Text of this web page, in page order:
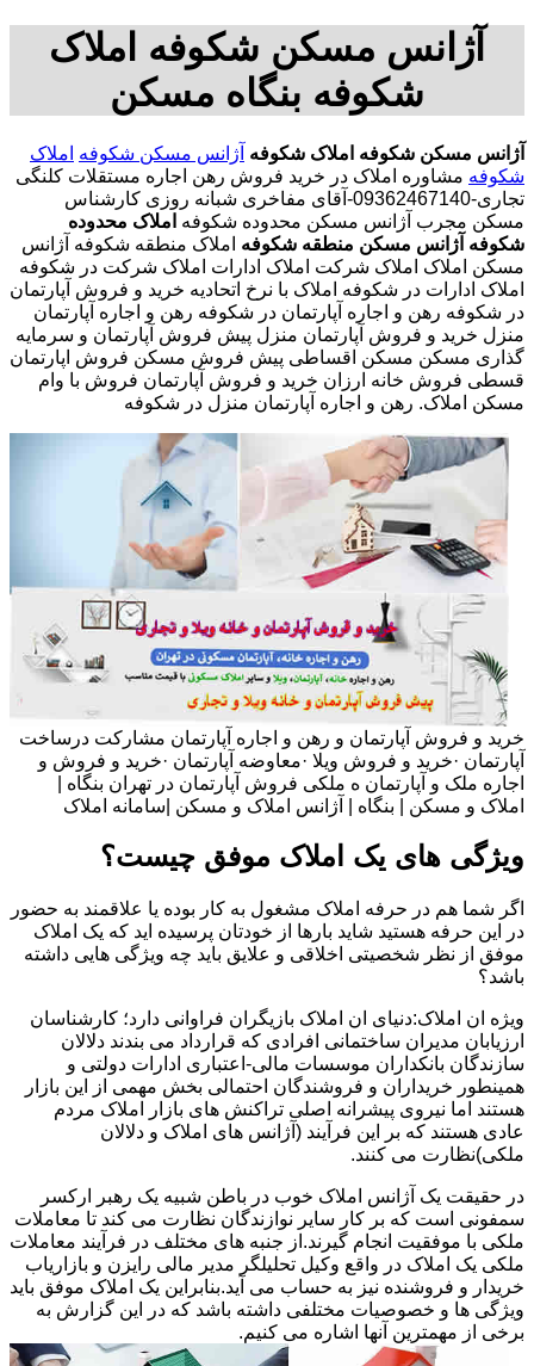
آژانس مسکن شکوفه املاک
شکوفه بنگاه مسکن
آژانس مسکن شکوفه املاک شکوفه آژانس مسکن شکوفه املاک
شکوفه مشاوره املاک در خرید فروش رهن اجاره مستقلات کلنگی
تجاری-09362467140-آقای مفاخری شبانه روزی کارشناس
مسکن مجرب آژانس مسکن محدوده شکوفه املاک محدوده
شکوفه آژانس مسکن منطقه شکوفه املاک منطقه شکوفه آژانس
مسکن املاک املاک شرکت املاک ادارات املاک شرکت در شکوفه
املاک ادارات در شکوفه املاک با نرخ اتحادیه خرید و فروش آپارتمان
در شکوفه رهن و اجاره آپارتمان در شکوفه رهن و اجاره آپارتمان
منزل خرید و فروش آپارتمان منزل پیش فروش آپارتمان و سرمایه
گذاری مسکن مسکن اقساطی پیش فروش مسکن فروش اپارتمان
قسطی فروش خانه ارزان خرید و فروش آپارتمان فروش با وام
مسکن املاک. رهن و اجاره آپارتمان منزل در شکوفه
خرید و فروش آپارتمان و رهن و اجاره آپارتمان مشارکت درساخت
آپارتمان ·خرید و فروش ویلا ·معاوضه آپارتمان ·خرید و فروش و
اجاره ملک و آپارتمان ه ملکی فروش آپارتمان در تهران بنگاه |
املاک و مسکن | بنگاه | آژانس املاک و مسکن |سامانه املاک
ویژگی های یک املاک موفق چیست؟
اگر شما هم در حرفه املاک مشغول به کار بوده یا علاقمند به حضور
در این حرفه هستید شاید بارها از خودتان پرسیده اید که یک املاک
موفق از نظر شخصیتی اخلاقی و علایق باید چه ویژگی هایی داشته
باشد؟
ویژه ان املاک:دنیای ان املاک بازیگران فراوانی دارد؛ کارشناسان
ارزیابان مدیران ساختمانی افرادی که قرارداد می بندند دلالان
سازندگان بانکداران موسسات مالی-اعتباری ادارات دولتی و
همینطور خریداران و فروشندگان احتمالی بخش مهمی از این بازار
هستند اما نیروی پیشرانه اصلی تراکنش های بازار املاک مردم
عادی هستند که بر این فرآیند (آژانس های املاک و دلالان
ملکی)نظارت می کنند.
در حقیقت یک آژانس املاک خوب در باطن شبیه یک رهبر ارکسر
سمفونی است که بر کار سایر نوازندگان نظارت می کند تا معاملات
ملکی با موفقیت انجام گیرند.از جنبه های مختلف در فرآیند معاملات
ملکی یک املاک در واقع وکیل تحلیلگر مدیر مالی رایزن و بازاریاب
خریدار و فروشنده نیز به حساب می آید.بنابراین یک املاک موفق باید
ویژگی ها و خصوصیات مختلفی داشته باشد که در این گزارش به
برخی از مهمترین آنها اشاره می کنیم.